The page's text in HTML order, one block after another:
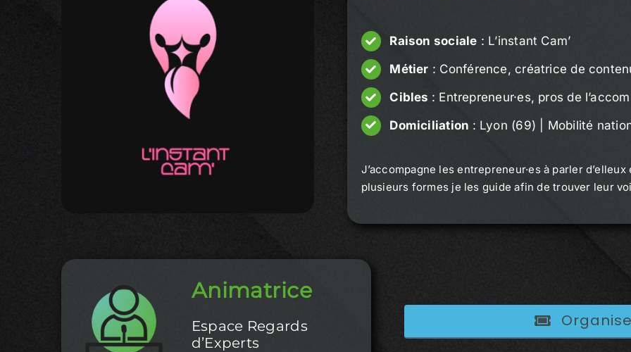
Raison sociale : L’instant Cam’
Métier : Conférence, créatrice de
Cibles : Entrepreneur·es, pros de
Domiciliation : Lyon (69) | Mobilité
J’accompagne les entrepreneur·es à parler
plusieurs formes je les guide afin de trouver leur
Animatrice
Espace Regards
d’Experts